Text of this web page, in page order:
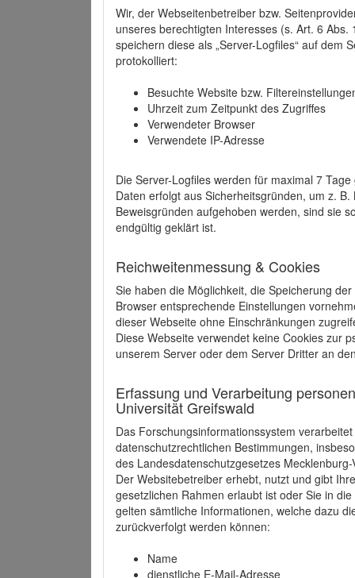
Wir, der Webseitenbetreiber bzw.
unseres berechtigten Interesses (s. Art. 6
speichern diese als „Server-Logfiles“ auf dem
protokolliert:
Besuchte Website bzw.
Uhrzeit zum Zeitpunkt des Zugriffes
Verwendeter Browser
Verwendete IP-Adresse
Die Server-Logfiles werden für maximal 7
Daten erfolgt aus Sicherheitsgründen, um z.
Beweisgründen aufgehoben werden, sind sie
endgültig geklärt ist.
Reichweitenmessung & Cookies
Sie haben die Möglichkeit, die Speicherung
Browser entsprechende Einstellungen
dieser Webseite ohne Einschränkungen
Diese Webseite verwendet keine Cookies zur
unserem Server oder dem Server Dritter an
Erfassung und Verarbeitung
Universität Greifswald
Das Forschungsinformationssystem
datenschutzrechtlichen Bestimmungen,
des Landesdatenschutzgesetzes
Der Websitebetreiber erhebt, nutzt und gibt
gesetzlichen Rahmen erlaubt ist oder Sie in
gelten sämtliche Informationen, welche dazu
zurückverfolgt werden können:
Name
dienstliche E-Mail-Adresse